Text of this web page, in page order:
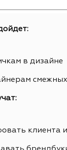
в дизайне
клиента